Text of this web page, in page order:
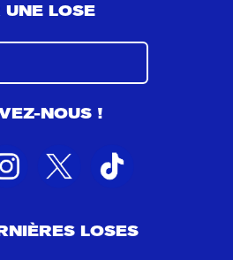
UNE LOSE
t
NOUS !
LOSES